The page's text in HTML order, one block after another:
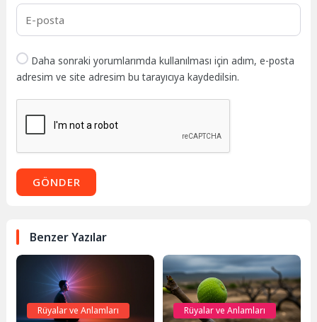
Daha sonraki yorumlarımda kullanılması için adım, e-posta
adresim ve site adresim bu tarayıcıya kaydedilsin.
GÖNDER
Benzer Yazılar
Rüyalar ve Anlamları Rüyalar ve Anlamları